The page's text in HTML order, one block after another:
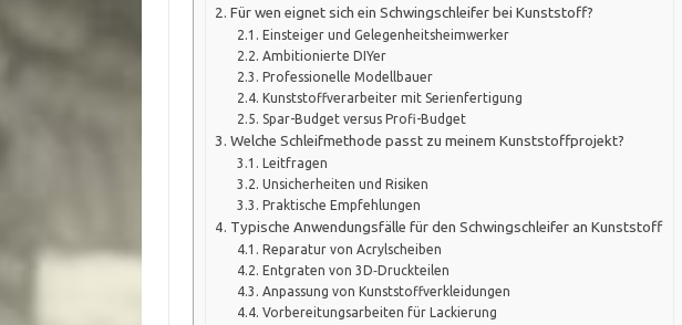
Für wen eignet sich ein Schwingschleifer bei Kunststoff?
Einsteiger und Gelegenheitsheimwerker
Ambitionierte DIYer
Professionelle Modellbauer
Kunststoffverarbeiter mit Serienfertigung
Spar-Budget versus Profi-Budget
Welche Schleifmethode passt zu meinem Kunststoffprojekt?
Leitfragen
Unsicherheiten und Risiken
Praktische Empfehlungen
Typische Anwendungsfälle für den Schwingschleifer an Kunststoff
Reparatur von Acrylscheiben
Entgraten von 3D‑Druckteilen
Anpassung von Kunststoffverkleidungen
Vorbereitungsarbeiten für Lackierung